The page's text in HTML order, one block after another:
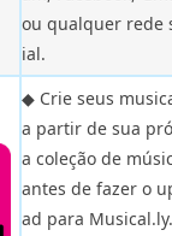
ou qualquer rede
ial.
◆ Crie seus
a partir de sua
a coleção de
antes de fazer o
ad para Musical.ly.